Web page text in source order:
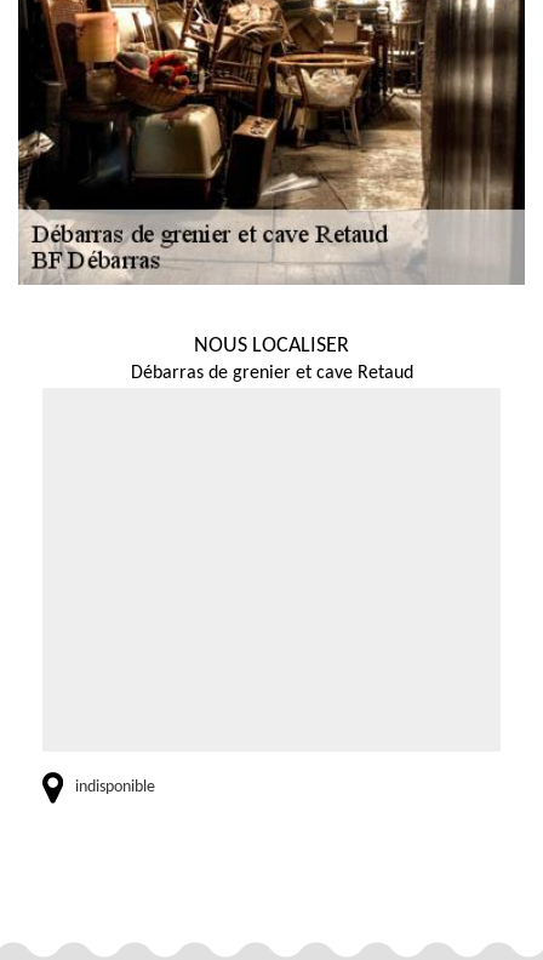
NOUS LOCALISER
Débarras de grenier et cave Retaud
indisponible